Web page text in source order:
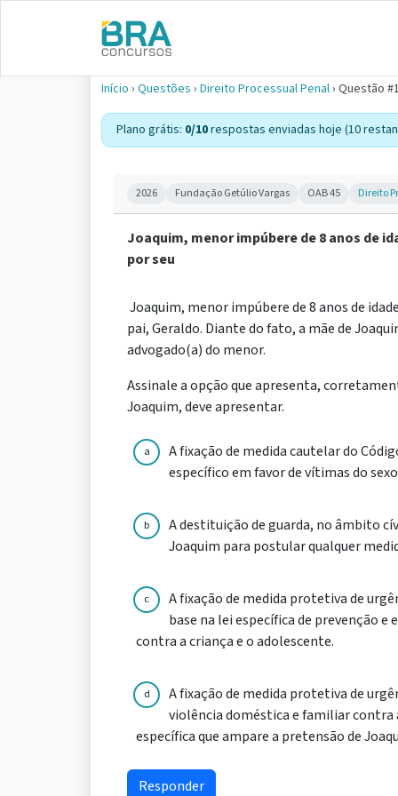
Início › Questões › Direito Processual Penal› Questão
Plano grátis: 0/10respostas enviadas hoje (10
2026 Fundação Getúlio Vargas OAB 45 Direito
Joaquim, menor impúbere de 8 anos de
por seu
Joaquim, menor impúbere de 8 anos de
pai, Geraldo. Diante do fato, a mãe de
advogado(a) do menor.
Assinale a opção que apresenta,
Joaquim, deve apresentar.
a
A fixação de medida cautelar do
específico em favor de vítimas do
b
A destituição de guarda, no âmbito
Joaquim para postular qualquer
c
A fixação de medida protetiva de
base na lei específica de prevenção
contra a criança e o adolescente.
d
A fixação de medida protetiva de
violência doméstica e familiar contra
específica que ampare a pretensão de